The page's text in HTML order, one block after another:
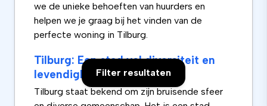
Filter resultaten
we de unieke behoeften van huurders en
helpen we je graag bij het vinden van de
perfecte woning in Tilburg.
Tilburg: Een stad vol diversiteit en
levendigheid
Tilburg staat bekend om zijn bruisende sfeer